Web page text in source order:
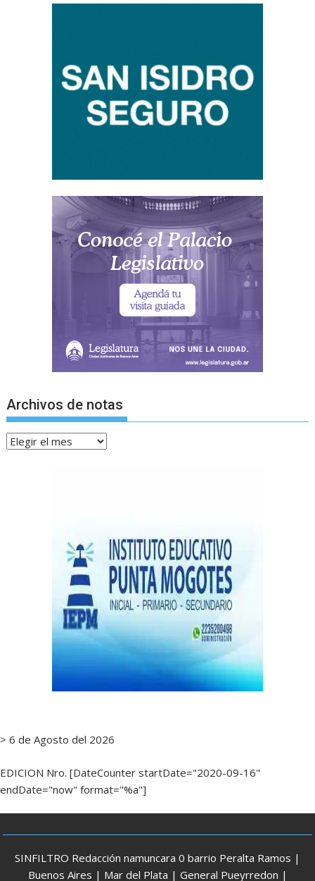
Archivos de notas
Archivos
> 6 de Agosto del 2026
EDICION Nro. [DateCounter startDate="2020-09-16"
endDate="now" format="%a"]
SINFILTRO Redacción namuncara 0 barrio Peralta Ramos |
Buenos Aires | Mar del Plata | General Pueyrredon |